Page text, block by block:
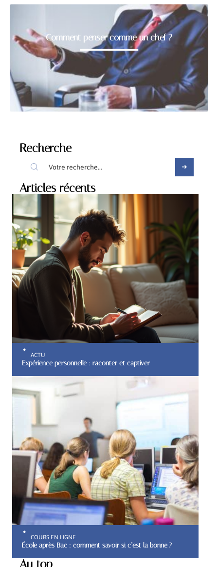
Comment penser comme un chef ?
Recherche
Articles récents
ACTU
Expérience personnelle : raconter et captiver
COURS EN LIGNE
École après Bac : comment savoir si c’est la bonne ?